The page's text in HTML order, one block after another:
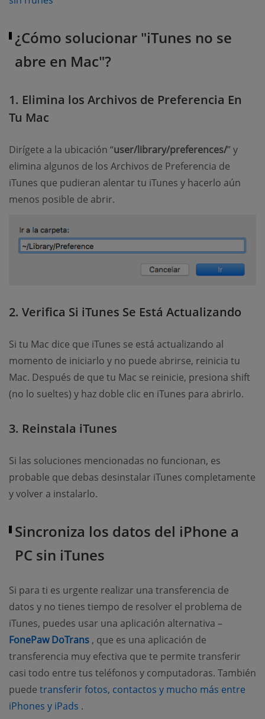
¿Cómo solucionar "iTunes no se
abre en Mac"?
1. Elimina los Archivos de Preferencia En
Tu Mac
Dirígete a la ubicación “user/library/preferences/” y
elimina algunos de los Archivos de Preferencia de
iTunes que pudieran alentar tu iTunes y hacerlo aún
menos posible de abrir.
2. Verifica Si iTunes Se Está Actualizando
Si tu Mac dice que iTunes se está actualizando al
momento de iniciarlo y no puede abrirse, reinicia tu
Mac. Después de que tu Mac se reinicie, presiona shift
(no lo sueltes) y haz doble clic en iTunes para abrirlo.
3. Reinstala iTunes
Si las soluciones mencionadas no funcionan, es
probable que debas desinstalar iTunes completamente
y volver a instalarlo.
Sincroniza los datos del iPhone a
PC sin iTunes
Si para ti es urgente realizar una transferencia de
datos y no tienes tiempo de resolver el problema de
iTunes, puedes usar una aplicación alternativa –
FonePaw DoTrans (opens new window)
, que es una aplicación de
transferencia muy efectiva que te permite transferir
casi todo entre tus teléfonos y computadoras. También
puede transferir fotos, contactos y mucho más entre
iPhones y iPads (opens new window)
.